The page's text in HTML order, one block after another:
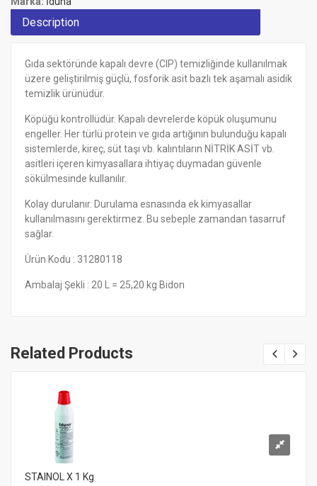
Description
Gıda sektöründe kapalı devre (CIP) temizliğinde kullanılmak
üzere geliştirilmiş güçlü, fosforik asit bazlı tek aşamalı asidik
temizlik ürünüdür.
Köpüğü kontrollüdür. Kapalı devrelerde köpük oluşumunu
engeller. Her türlü protein ve gıda artığının bulunduğu kapalı
sistemlerde, kireç, süt taşı vb. kalıntıların NİTRİK ASİT vb.
asitleri içeren kimyasallara ihtiyaç duymadan güvenle
sökülmesinde kullanılır.
Kolay durulanır. Durulama esnasında ek kimyasallar
kullanılmasını gerektirmez. Bu sebeple zamandan tasarruf
sağlar.
Ürün Kodu : 31280118
Ambalaj Şekli : 20 L = 25,20 kg Bidon
Related Products
STAINOL X 1 Kg